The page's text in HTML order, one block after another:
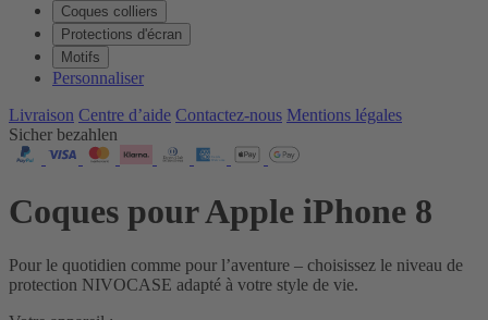
Coques colliers
Protections d'écran
Motifs
Personnaliser
Livraison Centre d’aide Contactez‑nous Mentions légales
Sicher bezahlen
Coques pour Apple iPhone 8
Pour le quotidien comme pour l’aventure – choisissez le niveau de
protection NIVOCASE adapté à votre style de vie.